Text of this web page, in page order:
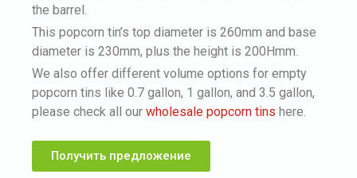
the barrel.
This popcorn tin’s top diameter is 260mm and base
diameter is 230mm, plus the height is 200Hmm.
We also offer different volume options for empty
popcorn tins like 0.7 gallon, 1 gallon, and 3.5 gallon,
please check all our wholesale popcorn tins here.
Получить предложение